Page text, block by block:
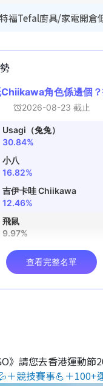
》請您去香港運動節
＋競技賽事💪＋100+